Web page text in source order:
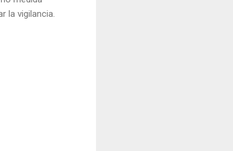
la vigilancia.